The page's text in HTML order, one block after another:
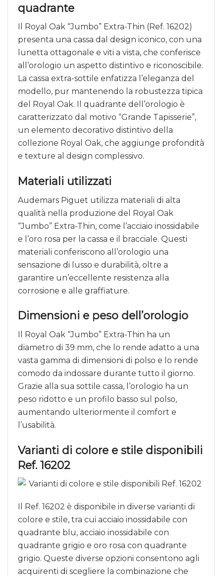
quadrante
Il Royal Oak “Jumbo” Extra-Thin (Ref. 16202)
presenta una cassa dal design iconico, con una
lunetta ottagonale e viti a vista, che conferisce
all’orologio un aspetto distintivo e riconoscibile.
La cassa extra-sottile enfatizza l’eleganza del
modello, pur mantenendo la robustezza tipica
del Royal Oak. Il quadrante dell’orologio è
caratterizzato dal motivo “Grande Tapisserie”,
un elemento decorativo distintivo della
collezione Royal Oak, che aggiunge profondità
e texture al design complessivo.
Materiali utilizzati
Audemars Piguet utilizza materiali di alta
qualità nella produzione del Royal Oak
“Jumbo” Extra-Thin, come l’acciaio inossidabile
e l’oro rosa per la cassa e il bracciale. Questi
materiali conferiscono all’orologio una
sensazione di lusso e durabilità, oltre a
garantire un’eccellente resistenza alla
corrosione e alle graffiature.
Dimensioni e peso dell’orologio
Il Royal Oak “Jumbo” Extra-Thin ha un
diametro di 39 mm, che lo rende adatto a una
vasta gamma di dimensioni di polso e lo rende
comodo da indossare durante tutto il giorno.
Grazie alla sua sottile cassa, l’orologio ha un
peso ridotto e un profilo basso sul polso,
aumentando ulteriormente il comfort e
l’usabilità.
Varianti di colore e stile disponibili
Ref. 16202
Il Ref. 16202 è disponibile in diverse varianti di
colore e stile, tra cui acciaio inossidabile con
quadrante blu, acciaio inossidabile con
quadrante grigio e oro rosa con quadrante
grigio. Queste diverse opzioni consentono agli
acquirenti di scegliere la combinazione che